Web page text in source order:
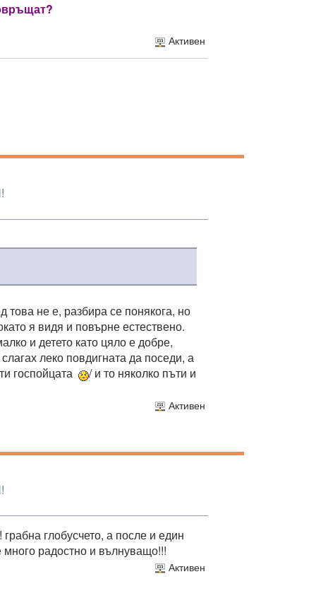
Активен
не е, разбира се понякога, но
я видя и повърне естествено.
и детето като цяло е добре,
леко повдигната да поседи, а
госпойцата
/ и то няколко пъти и
Активен
глобусчето, а после и един
радостно и вълнуващо!!!
Активен